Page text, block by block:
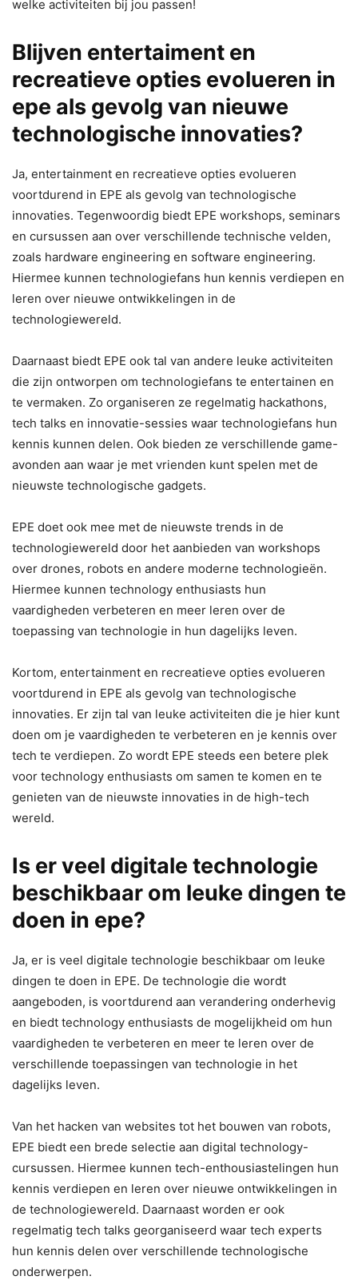
welke activiteiten bij jou passen!
Blijven entertaiment en
recreatieve opties evolueren in
epe als gevolg van nieuwe
technologische innovaties?
Ja, entertainment en recreatieve opties evolueren
voortdurend in EPE als gevolg van technologische
innovaties. Tegenwoordig biedt EPE workshops, seminars
en cursussen aan over verschillende technische velden,
zoals hardware engineering en software engineering.
Hiermee kunnen technologiefans hun kennis verdiepen en
leren over nieuwe ontwikkelingen in de
technologiewereld.
Daarnaast biedt EPE ook tal van andere leuke activiteiten
die zijn ontworpen om technologiefans te entertainen en
te vermaken. Zo organiseren ze regelmatig hackathons,
tech talks en innovatie-sessies waar technologiefans hun
kennis kunnen delen. Ook bieden ze verschillende game-
avonden aan waar je met vrienden kunt spelen met de
nieuwste technologische gadgets.
EPE doet ook mee met de nieuwste trends in de
technologiewereld door het aanbieden van workshops
over drones, robots en andere moderne technologieën.
Hiermee kunnen technology enthusiasts hun
vaardigheden verbeteren en meer leren over de
toepassing van technologie in hun dagelijks leven.
Kortom, entertainment en recreatieve opties evolueren
voortdurend in EPE als gevolg van technologische
innovaties. Er zijn tal van leuke activiteiten die je hier kunt
doen om je vaardigheden te verbeteren en je kennis over
tech te verdiepen. Zo wordt EPE steeds een betere plek
voor technology enthusiasts om samen te komen en te
genieten van de nieuwste innovaties in de high-tech
wereld.
Is er veel digitale technologie
beschikbaar om leuke dingen te
doen in epe?
Ja, er is veel digitale technologie beschikbaar om leuke
dingen te doen in EPE. De technologie die wordt
aangeboden, is voortdurend aan verandering onderhevig
en biedt technology enthusiasts de mogelijkheid om hun
vaardigheden te verbeteren en meer te leren over de
verschillende toepassingen van technologie in het
dagelijks leven.
Van het hacken van websites tot het bouwen van robots,
EPE biedt een brede selectie aan digital technology-
cursussen. Hiermee kunnen tech-enthousiastelingen hun
kennis verdiepen en leren over nieuwe ontwikkelingen in
de technologiewereld. Daarnaast worden er ook
regelmatig tech talks georganiseerd waar tech experts
hun kennis delen over verschillende technologische
onderwerpen.